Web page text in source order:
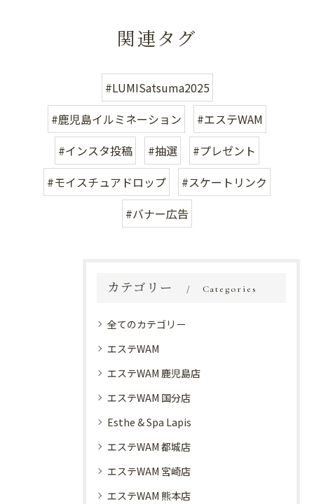
関連タグ
#LUMISatsuma2025
#鹿児島イルミネーション
#エステWAM
#インスタ投稿
#抽選
#プレゼント
#モイスチュアドロップ
#スケートリンク
#バナー広告
カテゴリー Categories
全てのカテゴリー
エステWAM
エステWAM 鹿児島店
エステWAM 国分店
Esthe & Spa Lapis
エステWAM 都城店
エステWAM 宮崎店
エステWAM 熊本店